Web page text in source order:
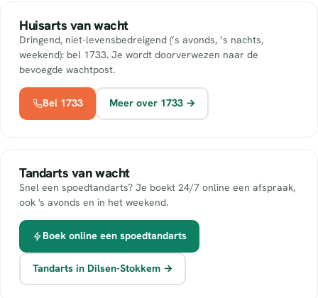
Huisarts van wacht
Dringend, niet-levensbedreigend (’s avonds, ’s nachts,
weekend): bel 1733. Je wordt doorverwezen naar de
bevoegde wachtpost.
Bel 1733 Meer over 1733 →
Tandarts van wacht
Snel een spoedtandarts? Je boekt 24/7 online een afspraak,
ook 's avonds en in het weekend.
Boek online een spoedtandarts
Tandarts in Dilsen-Stokkem →